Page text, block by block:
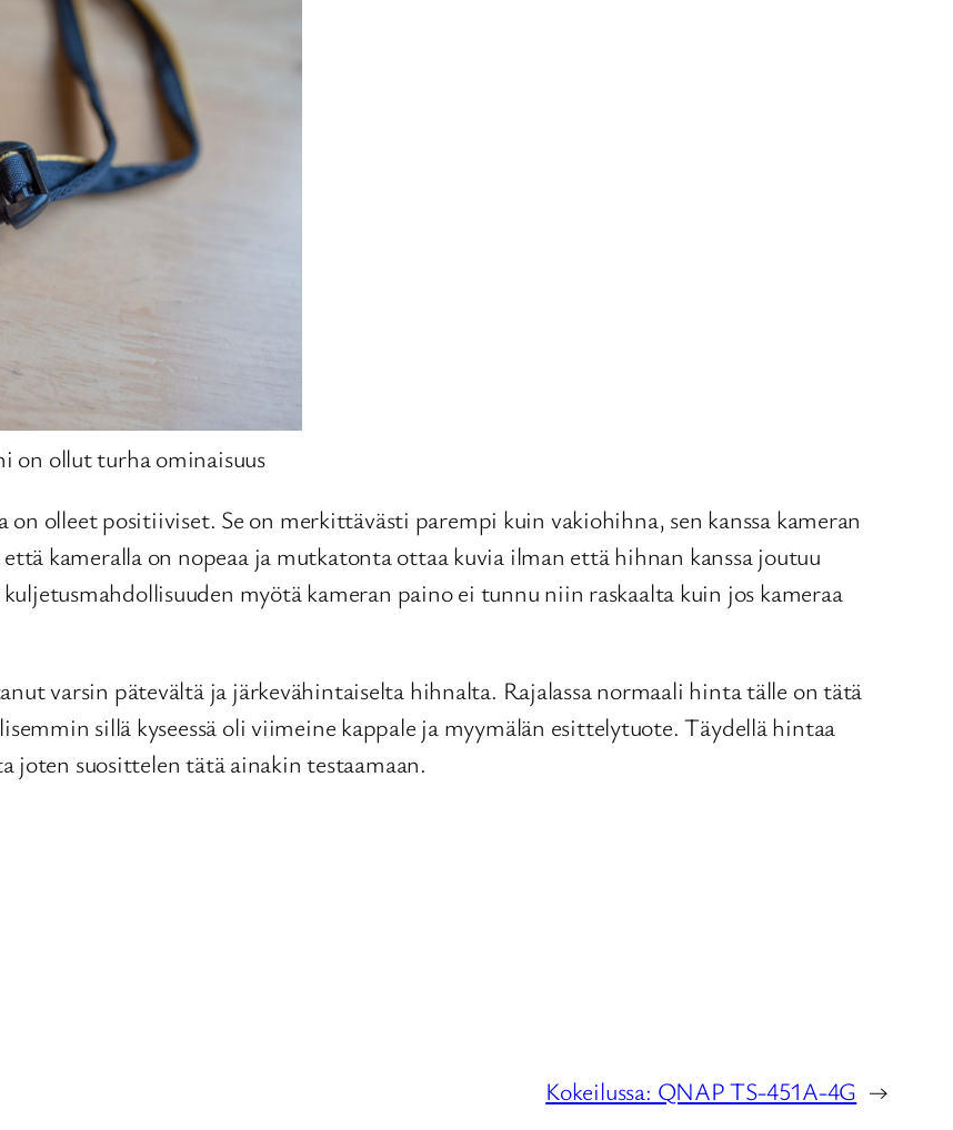
on ollut turha ominaisuus
olleet positiiviset. Se on merkittävästi parempi kuin vakiohihna, sen kanssa kameran
kameralla on nopeaa ja mutkatonta ottaa kuvia ilman että hihnan kanssa joutuu
myötä kameran paino ei tunnu niin raskaalta kuin jos kameraa
varsin pätevältä ja järkevähintaiselta hihnalta. Rajalassa normaali hinta tälle on tätä
sillä kyseessä oli viimeine kappale ja myymälän esittelytuote. Täydellä hintaa
joten suosittelen tätä ainakin testaamaan.
Kokeilussa: QNAP TS-451A-4G →